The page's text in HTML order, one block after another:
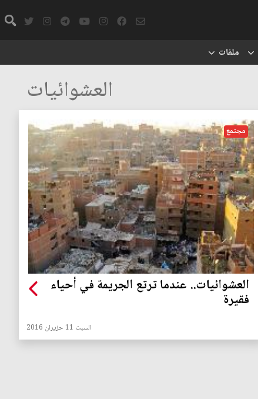
ملفات
العشوائيات
مجتمع
العشوائيات.. عندما ترتع الجريمة في أحياء
فقيرة
السبت 11 حزيران 2016